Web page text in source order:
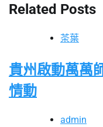
Related Posts
茶葉
貴州啟動萬萬
情動
admin